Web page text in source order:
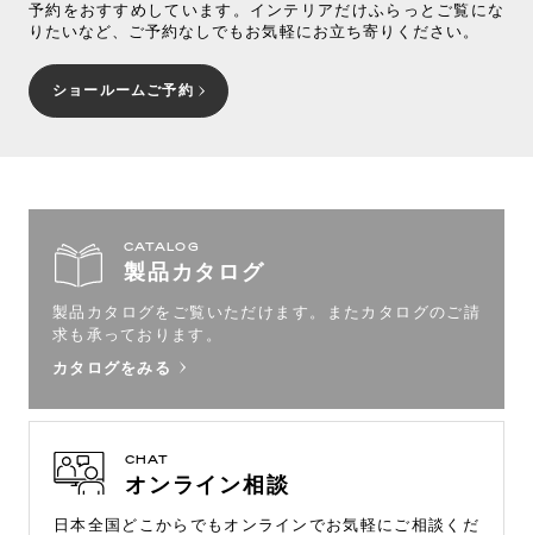
予約をおすすめしています。インテリアだけふらっとご覧にな
りたいなど、ご予約なしでもお気軽にお立ち寄りください。
ショールームご予約
CATALOG
製品カタログ
製品カタログをご覧いただけます。
またカタログのご請
求も承っております。
カタログをみる
CHAT
オンライン相談
日本全国どこからでもオンラインでお気軽にご相談くだ